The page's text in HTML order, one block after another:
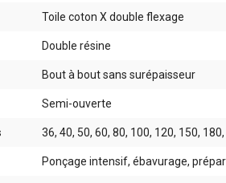
Toile coton X double flexage
Double résine
Bout à bout sans surépaisseur
Semi-ouverte
36, 40, 50, 60, 80, 100, 120, 150,
Ponçage intensif, ébavurage,